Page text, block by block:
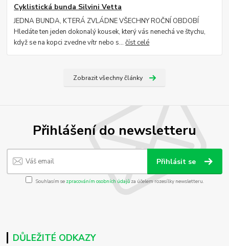
Cyklistická bunda Silvini Vetta
JEDNA BUNDA, KTERÁ ZVLÁDNE VŠECHNY ROČNÍ OBDOBÍ
Hledáte ten jeden dokonalý kousek, který vás nenechá ve štychu,
když se na kopci zvedne vítr nebo s...číst celé
Zobrazit všechny články
Přihlášení do newsletteru
Přihlásit se
Souhlasím se zpracováním osobních údajůza účelem rozesílky newsletteru.
DŮLEŽITÉ ODKAZY